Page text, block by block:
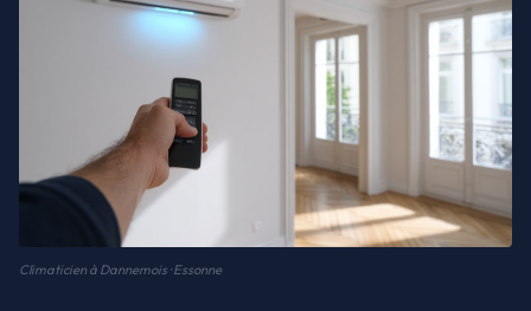
Climaticien à Dannemois · Essonne